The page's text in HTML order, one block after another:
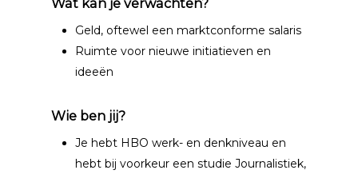
Wat kan je verwachten?
Geld, oftewel een marktconforme salaris
Ruimte voor nieuwe initiatieven en
ideeën
Wie ben jij?
Je hebt HBO werk- en denkniveau en
hebt bij voorkeur een studie Journalistiek,
Contact